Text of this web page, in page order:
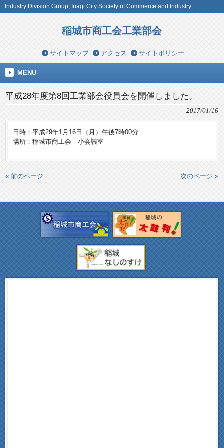
Industry Division Group, Inagi City Society of Commerce and Industry
稲城市商工会工業部会
サイトマップ アクセス サイトポリシー
MENU
平成28年度第8回工業部会役員会を開催しました。
2017/01/16
日時：平成29年1月16日（月）午後7時00分
場所：稲城市商工会 小会議室
« 前のページ 次のページ »